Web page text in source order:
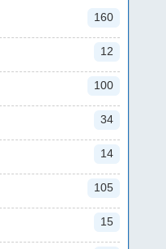
160
12
100
34
14
105
15